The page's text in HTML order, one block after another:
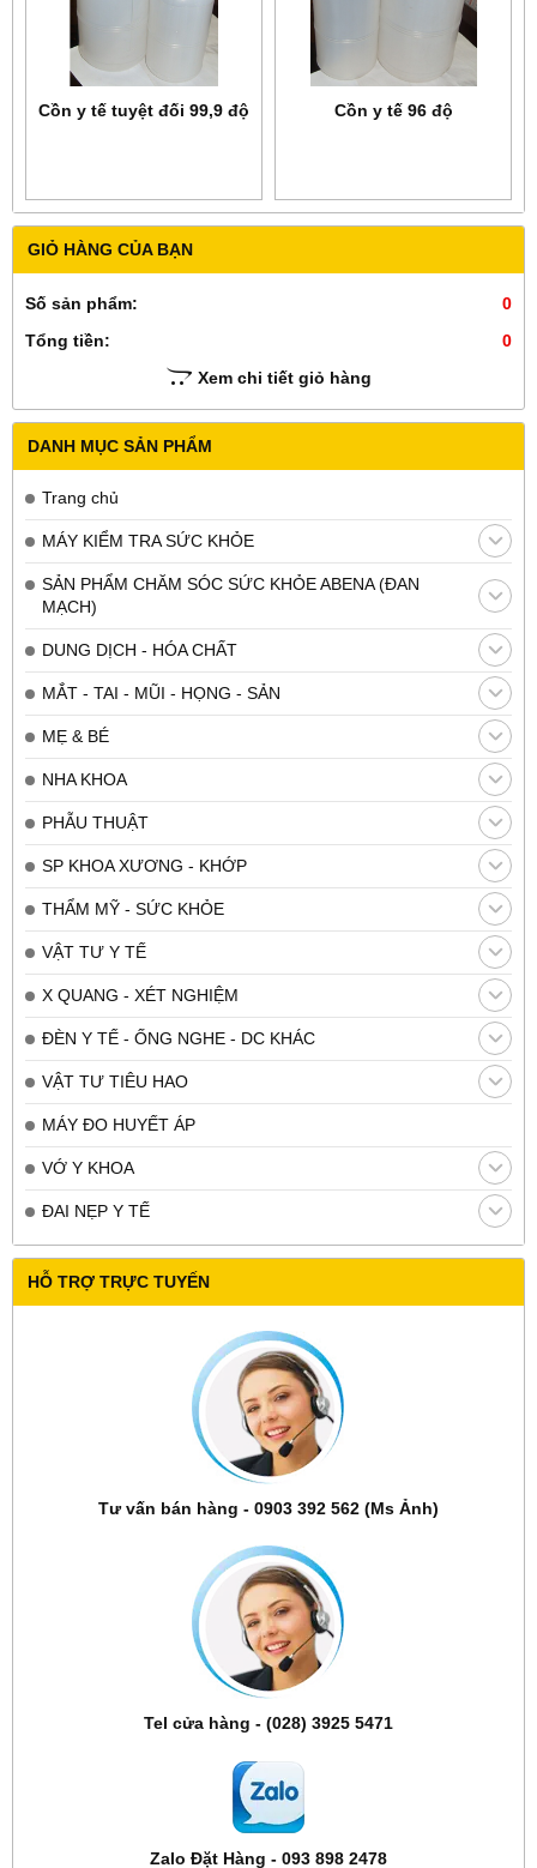
GIỎ HÀNG CỦA BẠN
Số sản phẩm:
0
Tổng tiền:
0
Xem chi tiết giỏ hàng
DANH MỤC SẢN PHẨM
Trang chủ
MÁY KIỂM TRA SỨC KHỎE
SẢN PHẨM CHĂM SÓC SỨC KHỎE ABENA (ĐAN
MẠCH)
DUNG DỊCH - HÓA CHẤT
MẮT - TAI - MŨI - HỌNG - SẢN
MẸ & BÉ
NHA KHOA
PHẪU THUẬT
SP KHOA XƯƠNG - KHỚP
THẨM MỸ - SỨC KHỎE
VẬT TƯ Y TẾ
X QUANG - XÉT NGHIỆM
ĐÈN Y TẾ - ỐNG NGHE - DC KHÁC
VẬT TƯ TIÊU HAO
MÁY ĐO HUYẾT ÁP
VỚ Y KHOA
ĐAI NẸP Y TẾ
HỖ TRỢ TRỰC TUYẾN
Tư vấn bán hàng - 0903 392 562 (Ms Ảnh)
Tel cửa hàng - (028) 3925 5471
Zalo Đặt Hàng - 093 898 2478
Cồn y tế tuyệt đối 99,9 độ Cồn y tế 96 độ